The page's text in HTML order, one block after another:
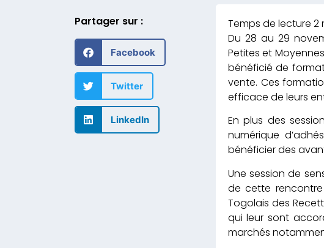
Partager sur :
Facebook
Twitter
LinkedIn
Du 28 au 29
Petites et
bénéficié de
vente. Ces
efficace de leurs
En plus des
numérique
bénéficier des
Une session de
de cette
Togolais des
qui leur sont
marchés